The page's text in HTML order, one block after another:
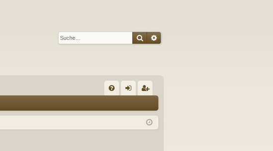
SucheErweiterte Suche
Q m ist